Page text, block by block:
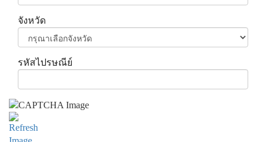
จังหวัด
รหัสไปรษณีย์